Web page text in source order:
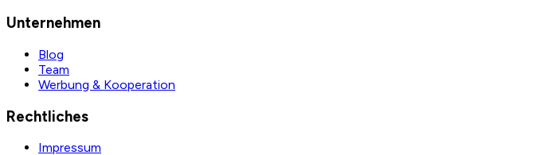
Unternehmen
Blog
Team
Werbung & Kooperation
Rechtliches
Impressum